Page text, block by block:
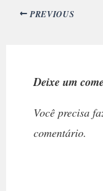
PREVIOUS
Deixe um
Você precisa
comentário.